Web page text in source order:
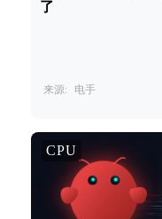
了
来源: 电手
CPU